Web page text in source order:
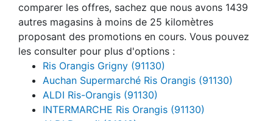
comparer les offres, sachez que nous avons 1439
autres magasins à moins de 25 kilomètres
proposant des promotions en cours. Vous pouvez
les consulter pour plus d'options :
Ris Orangis Grigny (91130)
Auchan Supermarché Ris Orangis (91130)
ALDI Ris-Orangis (91130)
INTERMARCHE Ris Orangis (91130)